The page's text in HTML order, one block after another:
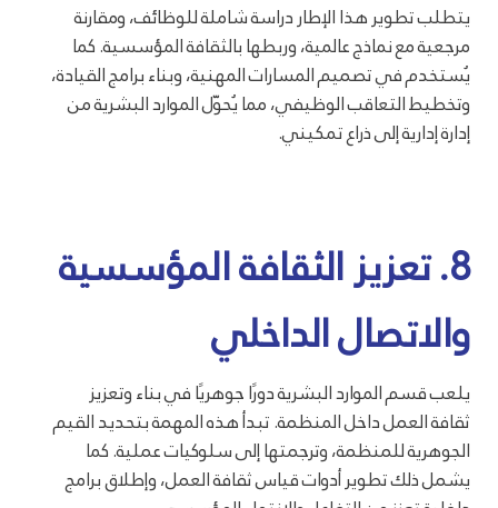
يتطلب تطوير هذا الإطار دراسة شاملة للوظائف، ومقارنة
مرجعية مع نماذج عالمية، وربطها بالثقافة المؤسسية. كما
يُستخدم في تصميم المسارات المهنية، وبناء برامج القيادة،
وتخطيط التعاقب الوظيفي، مما يُحوّل الموارد البشرية من
إدارة إدارية إلى ذراع تمكيني.
8. تعزيز الثقافة المؤسسية
والاتصال الداخلي
يلعب قسم الموارد البشرية دورًا جوهريًا في بناء وتعزيز
ثقافة العمل داخل المنظمة. تبدأ هذه المهمة بتحديد القيم
الجوهرية للمنظمة، وترجمتها إلى سلوكيات عملية. كما
يشمل ذلك تطوير أدوات قياس ثقافة العمل، وإطلاق برامج